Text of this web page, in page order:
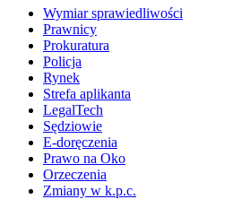
Wymiar sprawiedliwości
Prawnicy
Prokuratura
Policja
Rynek
Strefa aplikanta
LegalTech
Sędziowie
E-doręczenia
Prawo na Oko
Orzeczenia
Zmiany w k.p.c.